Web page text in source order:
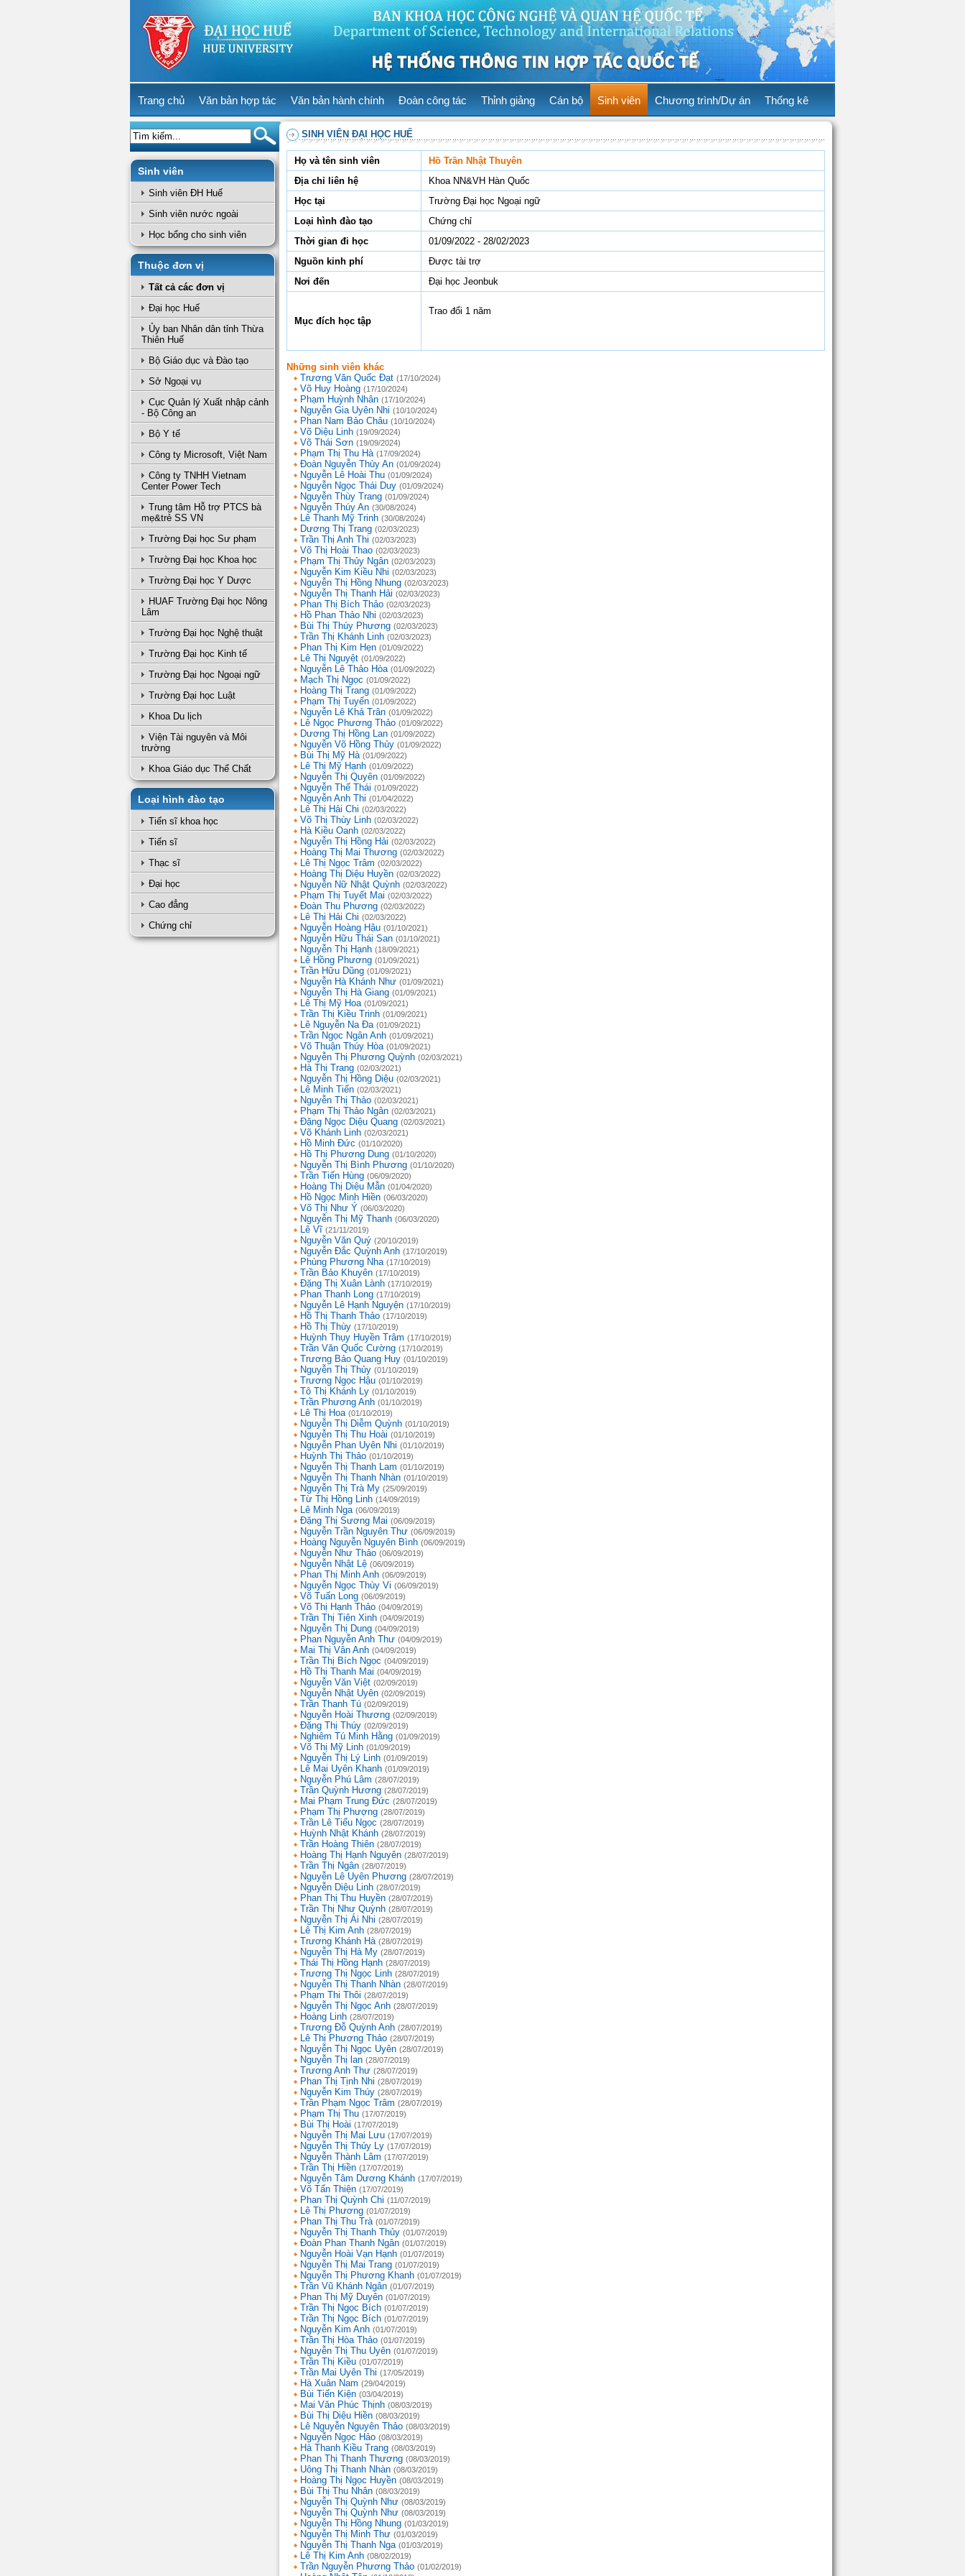
Trang chủ Văn bản hợp tác Văn bản hành chính Đoàn công tác Thỉnh giảng Cán bộ Sinh viên Chương trình/Dự án Thống kê
Sinh viên
Sinh viên ĐH Huế
Sinh viên nước ngoài
Học bổng cho sinh viên
Thuộc đơn vị
Tất cả các đơn vị
Đại học Huế
Ủy ban Nhân dân tỉnh Thừa
Thiên Huế
Bộ Giáo dục và Đào tạo
Sở Ngoại vụ
Cục Quản lý Xuất nhập cảnh
- Bộ Công an
Bộ Y tế
Công ty Microsoft, Việt Nam
Công ty TNHH Vietnam
Center Power Tech
Trung tâm Hỗ trợ PTCS bà
mẹ&trẻ SS VN
Trường Đại học Sư phạm
Trường Đại học Khoa học
Trường Đại học Y Dược
HUAF Trường Đại học Nông
Lâm
Trường Đại học Nghệ thuật
Trường Đại học Kinh tế
Trường Đại học Ngoại ngữ
Trường Đại học Luật
Khoa Du lịch
Viện Tài nguyên và Môi
trường
Khoa Giáo dục Thể Chất
Loại hình đào tạo
Tiến sĩ khoa học
Tiến sĩ
Thạc sĩ
Đại học
Cao đẳng
Chứng chỉ
SINH VIÊN ĐẠI HỌC HUẾ
Họ và tên sinh viên
Hồ Trần Nhật Thuyên
Địa chỉ liên hệ
Khoa NN&VH Hàn Quốc
Học tại
Trường Đại học Ngoại ngữ
Loại hình đào tạo
Chứng chỉ
Thời gian đi học
01/09/2022 - 28/02/2023
Nguồn kinh phí
Được tài trợ
Nơi đến
Đại học Jeonbuk
Mục đích học tập
Trao đổi 1 năm
Những sinh viên khác
Trương Văn Quốc Đạt (17/10/2024)
Võ Huy Hoàng (17/10/2024)
Phạm Huỳnh Nhân (17/10/2024)
Nguyễn Gia Uyên Nhi (10/10/2024)
Phan Nam Bảo Châu (10/10/2024)
Võ Diệu Linh (19/09/2024)
Võ Thái Sơn (19/09/2024)
Phạm Thị Thu Hà (17/09/2024)
Đoàn Nguyễn Thùy An (01/09/2024)
Nguyễn Lê Hoài Thu (01/09/2024)
Nguyễn Ngọc Thái Duy (01/09/2024)
Nguyễn Thùy Trang (01/09/2024)
Nguyễn Thúy An (30/08/2024)
Lê Thanh Mỹ Trinh (30/08/2024)
Dương Thị Trang (02/03/2023)
Trần Thị Anh Thi (02/03/2023)
Võ Thị Hoài Thao (02/03/2023)
Phạm Thị Thủy Ngân (02/03/2023)
Nguyễn Kim Kiều Nhi (02/03/2023)
Nguyễn Thị Hồng Nhung (02/03/2023)
Nguyễn Thị Thanh Hải (02/03/2023)
Phan Thị Bích Thảo (02/03/2023)
Hồ Phan Thảo Nhi (02/03/2023)
Bùi Thị Thúy Phương (02/03/2023)
Trần Thị Khánh Linh (02/03/2023)
Phan Thị Kim Hẹn (01/09/2022)
Lê Thị Nguyệt (01/09/2022)
Nguyễn Lê Thảo Hòa (01/09/2022)
Mạch Thị Ngọc (01/09/2022)
Hoàng Thị Trang (01/09/2022)
Phạm Thị Tuyến (01/09/2022)
Nguyễn Lê Khả Trân (01/09/2022)
Lê Ngọc Phương Thảo (01/09/2022)
Dương Thị Hồng Lan (01/09/2022)
Nguyễn Võ Hồng Thủy (01/09/2022)
Bùi Thị Mỹ Hà (01/09/2022)
Lê Thị Mỹ Hạnh (01/09/2022)
Nguyễn Thị Quyên (01/09/2022)
Nguyễn Thế Thái (01/09/2022)
Nguyễn Anh Thi (01/04/2022)
Lê Thị Hải Chi (02/03/2022)
Võ Thị Thùy Linh (02/03/2022)
Hà Kiều Oanh (02/03/2022)
Nguyễn Thị Hồng Hải (02/03/2022)
Hoàng Thị Mai Thương (02/03/2022)
Lê Thị Ngọc Trâm (02/03/2022)
Hoàng Thị Diệu Huyền (02/03/2022)
Nguyễn Nữ Nhật Quỳnh (02/03/2022)
Phạm Thị Tuyết Mai (02/03/2022)
Đoàn Thu Phương (02/03/2022)
Lê Thị Hải Chi (02/03/2022)
Nguyễn Hoàng Hậu (01/10/2021)
Nguyễn Hữu Thái San (01/10/2021)
Nguyễn Thị Hạnh (18/09/2021)
Lê Hồng Phương (01/09/2021)
Trần Hữu Dũng (01/09/2021)
Nguyễn Hà Khánh Như (01/09/2021)
Nguyễn Thị Hà Giang (01/09/2021)
Lê Thị Mỹ Hoa (01/09/2021)
Trần Thị Kiều Trinh (01/09/2021)
Lê Nguyễn Na Đa (01/09/2021)
Trần Ngọc Ngân Anh (01/09/2021)
Võ Thuận Thúy Hòa (01/09/2021)
Nguyễn Thị Phương Quỳnh (02/03/2021)
Hà Thị Trang (02/03/2021)
Nguyễn Thị Hồng Diệu (02/03/2021)
Lê Minh Tiến (02/03/2021)
Nguyễn Thị Thảo (02/03/2021)
Phạm Thị Thảo Ngân (02/03/2021)
Đặng Ngọc Diệu Quang (02/03/2021)
Võ Khánh Linh (02/03/2021)
Hồ Minh Đức (01/10/2020)
Hồ Thị Phương Dung (01/10/2020)
Nguyễn Thị Bình Phương (01/10/2020)
Trần Tiến Hùng (06/09/2020)
Hoàng Thị Diệu Mẫn (01/04/2020)
Hồ Ngọc Minh Hiền (06/03/2020)
Võ Thị Như Ý (06/03/2020)
Nguyễn Thị Mỹ Thanh (06/03/2020)
Lê Vĩ (21/11/2019)
Nguyễn Văn Quý (20/10/2019)
Nguyễn Đắc Quỳnh Anh (17/10/2019)
Phùng Phương Nha (17/10/2019)
Trần Bảo Khuyên (17/10/2019)
Đặng Thị Xuân Lành (17/10/2019)
Phan Thanh Long (17/10/2019)
Nguyễn Lê Hạnh Nguyện (17/10/2019)
Hồ Thị Thanh Thảo (17/10/2019)
Hồ Thị Thùy (17/10/2019)
Huỳnh Thụy Huyền Trâm (17/10/2019)
Trần Văn Quốc Cường (17/10/2019)
Trương Bảo Quang Huy (01/10/2019)
Nguyễn Thị Thủy (01/10/2019)
Trương Ngọc Hậu (01/10/2019)
Tô Thị Khánh Ly (01/10/2019)
Trần Phương Anh (01/10/2019)
Lê Thị Hoa (01/10/2019)
Nguyễn Thị Diễm Quỳnh (01/10/2019)
Nguyễn Thị Thu Hoài (01/10/2019)
Nguyễn Phan Uyên Nhi (01/10/2019)
Huỳnh Thị Thảo (01/10/2019)
Nguyễn Thị Thanh Lam (01/10/2019)
Nguyễn Thị Thanh Nhàn (01/10/2019)
Nguyễn Thị Trà My (25/09/2019)
Từ Thị Hồng Linh (14/09/2019)
Lê Minh Nga (06/09/2019)
Đặng Thị Sương Mai (06/09/2019)
Nguyễn Trần Nguyên Thư (06/09/2019)
Hoàng Nguyễn Nguyên Bình (06/09/2019)
Nguyễn Như Thảo (06/09/2019)
Nguyễn Nhật Lệ (06/09/2019)
Phan Thị Minh Anh (06/09/2019)
Nguyễn Ngọc Thùy Vi (06/09/2019)
Võ Tuấn Long (06/09/2019)
Võ Thị Hạnh Thảo (04/09/2019)
Trần Thị Tiên Xinh (04/09/2019)
Nguyễn Thị Dung (04/09/2019)
Phan Nguyễn Anh Thư (04/09/2019)
Mai Thị Vân Anh (04/09/2019)
Trần Thị Bích Ngọc (04/09/2019)
Hồ Thị Thanh Mai (04/09/2019)
Nguyễn Văn Việt (02/09/2019)
Nguyễn Nhật Uyên (02/09/2019)
Trần Thanh Tú (02/09/2019)
Nguyễn Hoài Thương (02/09/2019)
Đặng Thị Thúy (02/09/2019)
Nghiêm Tú Minh Hằng (01/09/2019)
Võ Thị Mỹ Linh (01/09/2019)
Nguyễn Thị Lý Linh (01/09/2019)
Lê Mai Uyên Khanh (01/09/2019)
Nguyễn Phú Lâm (28/07/2019)
Trần Quỳnh Hương (28/07/2019)
Mai Phạm Trung Đức (28/07/2019)
Phạm Thị Phượng (28/07/2019)
Trần Lê Tiểu Ngọc (28/07/2019)
Huỳnh Nhật Khánh (28/07/2019)
Trần Hoàng Thiên (28/07/2019)
Hoàng Thị Hạnh Nguyên (28/07/2019)
Trần Thị Ngân (28/07/2019)
Nguyễn Lê Uyên Phương (28/07/2019)
Nguyễn Diệu Linh (28/07/2019)
Phan Thị Thu Huyền (28/07/2019)
Trần Thị Như Quỳnh (28/07/2019)
Nguyễn Thị Ái Nhi (28/07/2019)
Lê Thị Kim Anh (28/07/2019)
Trương Khánh Hà (28/07/2019)
Nguyễn Thị Hà My (28/07/2019)
Thái Thị Hồng Hạnh (28/07/2019)
Trương Thị Ngọc Linh (28/07/2019)
Nguyễn Thị Thanh Nhàn (28/07/2019)
Phạm Thi Thôi (28/07/2019)
Nguyễn Thị Ngọc Anh (28/07/2019)
Hoàng Linh (28/07/2019)
Trương Đỗ Quỳnh Anh (28/07/2019)
Lê Thị Phương Thảo (28/07/2019)
Nguyễn Thị Ngọc Uyên (28/07/2019)
Nguyễn Thị lan (28/07/2019)
Trương Anh Thư (28/07/2019)
Phan Thị Tịnh Nhi (28/07/2019)
Nguyễn Kim Thúy (28/07/2019)
Trần Phạm Ngọc Trâm (28/07/2019)
Phạm Thị Thu (17/07/2019)
Bùi Thị Hoài (17/07/2019)
Nguyễn Thị Mai Lưu (17/07/2019)
Nguyễn Thị Thủy Ly (17/07/2019)
Nguyễn Thành Lâm (17/07/2019)
Trần Thị Hiền (17/07/2019)
Nguyễn Tâm Dương Khánh (17/07/2019)
Võ Tấn Thiện (17/07/2019)
Phan Thị Quỳnh Chi (11/07/2019)
Lê Thị Phương (01/07/2019)
Phan Thị Thu Trà (01/07/2019)
Nguyễn Thị Thanh Thủy (01/07/2019)
Đoàn Phan Thanh Ngân (01/07/2019)
Nguyễn Hoài Vạn Hạnh (01/07/2019)
Nguyễn Thị Mai Trang (01/07/2019)
Nguyễn Thị Phương Khanh (01/07/2019)
Trần Vũ Khánh Ngân (01/07/2019)
Phan Thị Mỹ Duyên (01/07/2019)
Trần Thị Ngọc Bích (01/07/2019)
Trần Thị Ngọc Bích (01/07/2019)
Nguyễn Kim Anh (01/07/2019)
Trần Thị Hòa Thảo (01/07/2019)
Nguyễn Thị Thu Uyên (01/07/2019)
Trần Thị Kiều (01/07/2019)
Trần Mai Uyên Thi (17/05/2019)
Hà Xuân Nam (29/04/2019)
Bùi Tiến Kiện (03/04/2019)
Mai Văn Phúc Thịnh (08/03/2019)
Bùi Thị Diệu Hiền (08/03/2019)
Lê Nguyễn Nguyên Thảo (08/03/2019)
Nguyễn Ngọc Hảo (08/03/2019)
Hà Thanh Kiều Trang (08/03/2019)
Phan Thị Thanh Thương (08/03/2019)
Uông Thị Thanh Nhàn (08/03/2019)
Hoàng Thị Ngọc Huyền (08/03/2019)
Bùi Thị Thu Nhân (08/03/2019)
Nguyễn Thị Quỳnh Như (08/03/2019)
Nguyễn Thị Quỳnh Như (08/03/2019)
Nguyễn Thị Hồng Nhung (01/03/2019)
Nguyễn Thị Minh Thư (01/03/2019)
Nguyễn Thị Thanh Nga (01/03/2019)
Lê Thị Kim Anh (08/02/2019)
Trần Nguyễn Phương Thảo (01/02/2019)